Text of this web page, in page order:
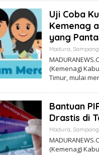
Uji Coba
Kemenag
yang
Madura, Sampang
(Kemenag)
Timur, mulai
Bantuan
Drastis di
Madura, Sampang
(Kemenag)